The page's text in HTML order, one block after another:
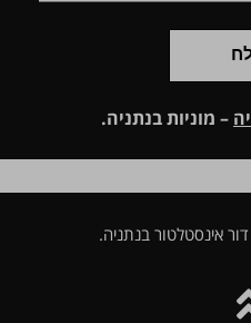
– מוניות בנתניה.
אינסטלטור בנתניה.